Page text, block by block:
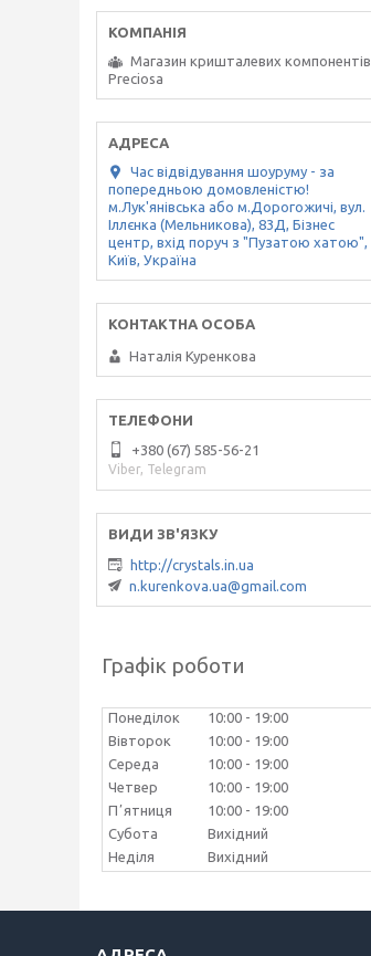
Магазин кришталевих компонентів
Preciosa
Час відвідування шоуруму - за
попередньою домовленістю!
м.Лук'янівська або м.Дорогожичі, вул.
Іллєнка (Мельникова), 83Д, Бізнес
центр, вхід поруч з "Пузатою хатою",
Київ, Україна
Наталія Куренкова
+380 (67) 585-56-21
Viber, Telegram
http://crystals.in.ua
n.kurenkova.ua@gmail.com
Графік роботи
Понеділок 10:00
19:00
Вівторок
10:00
19:00
Середа
10:00
19:00
Четвер
10:00
19:00
Пʼятниця
10:00
19:00
Субота
Вихідний
Неділя
Вихідний